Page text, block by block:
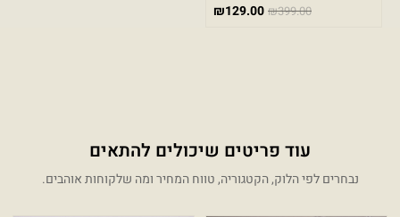
₪399.00
₪129.00
עוד פריטים שיכולים להתאים
נבחרים לפי הלוק, הקטגוריה, טווח המחיר ומה שלקוחות אוהבים.